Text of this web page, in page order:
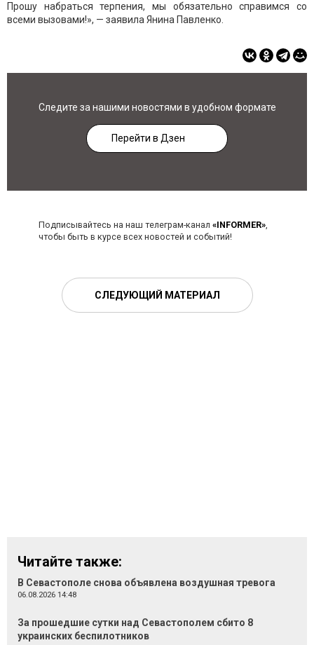
Прошу набраться терпения, мы обязательно справимся со
всеми вызовами!», — заявила Янина Павленко.
Следите за нашими новостями в удобном формате
Перейти в Дзен
Подписывайтесь на наш телеграм-канал «INFORMER»,
чтобы быть в курсе всех новостей и событий!
СЛЕДУЮЩИЙ МАТЕРИАЛ
Читайте также:
В Севастополе снова объявлена воздушная тревога
06.08.2026 14:48
За прошедшие сутки над Севастополем сбито 8
украинских беспилотников